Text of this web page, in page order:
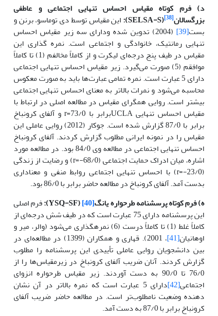
د) فرم کوتاه مقیاس احساس تنهایی اجتماعی و عاطفی
بزرگسالان[38]
(
SELSA-S
): این مقیاس توسط دی توماسو، برنن و
بست[39]
(2004) تدوین شده ودارای سه زیر مقیاس احساس
تنهایی رمانتیک، خانوادگی و اجتماعی است. نمره گذاری این
مقیاس در طیف پنج درجه‌ای لیکرت و از کاملاً مخالفم (1) تا کاملاً
موافقم (5) صورت می‌گیرد. زیر مقیاس احساس تنهایی اجتماعی
دارای 5 عبارت است. نمره تمامی عبارت‌ها باید به صورت معکوس
محاسبه می‌شود و نمرات بالاتر به معنای احساس تنهایی اجتماعی
بیشتر است. روایی همگرای مقیاس در مطالعه اصلی در ارتباط با
مقیاس احساس تنهایی UCLAبرابر با 73/0=r و آلفای کرونباخ
برابر با 87/0 گزارش شده است. جوکار (2012) روایی عاملی این
مقیاس را در نمونه ایرانی مطلوب گزارش کردند. آلفای کرونباخ
احساس تنهایی اجتماعی در مطالعه وی 84/0 بود. در مطالعه مورد
اشاره، میان ادراک حمایت اجتماعی (68/0-=r) و رضایت از زندگی
(23/0-=r) با احساس تنهایی اجتماعی روابط منفی و معناداری
بدست آمد. آلفای کرونباخ در مطالعه حاضر برابر با 86/0 بود.
ه) فرم کوتاه پرسشنامه طرحواره یانگ[40]
(
YSQ-SF
):فرم اصلی
این پرسشنامه دارای 75 عبارت است که در طیف شش درجه‌ای از
کاملاً غلط (1) تا کاملاً درست (6) نمره­گذاری می‌شود (والر، میر و
اوهانیان[41]
، 2001). قهاری و همکاران (1399) در مطالعه‌ای در
بین دانشجویان روایی عاملی تأییدی این پرسشنامه را مطلوب
گزارش کردند. آنان ضریب آلفای کرونباخ در زیرمقیاس‌ها را از
76/0 تا 90/0 به دست آوردند. زیر مقیاس طرحواره انزوای
اجتماعی[42]
دارای 5 عبارت است که نمره بالاتر در آن نشان
دهنده وضعیت نامطلوب‌تر است. در مطالعه حاضر ضریب آلفای
کرونباخ برابر با 87/0 به دست آمد.